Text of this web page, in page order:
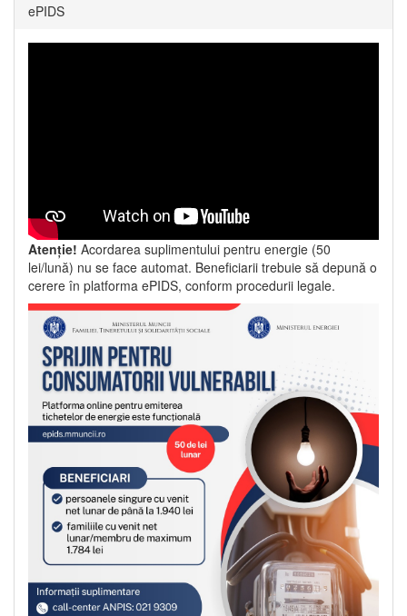
ePIDS
Atenție! Acordarea suplimentului pentru energie (50
lei/lună) nu se face automat. Beneficiarii trebuie să depună o
cerere în platforma ePIDS, conform procedurii legale.